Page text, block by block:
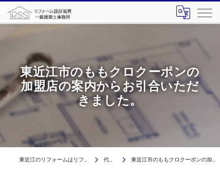
東近江市のももクロクーポンの
加盟店の案内からお引合いただ
きました。
代表ブログ 東近江市のももクロクーポンの加盟店の案内からお引合いただきました。